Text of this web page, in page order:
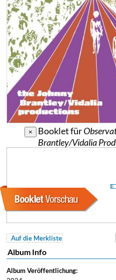
× Booklet für
Brantley/Vidalia
Auf die Merkliste
Album Info
Album Veröffentlichung: